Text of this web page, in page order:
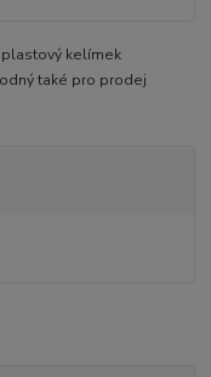
kelímek
také pro prodej